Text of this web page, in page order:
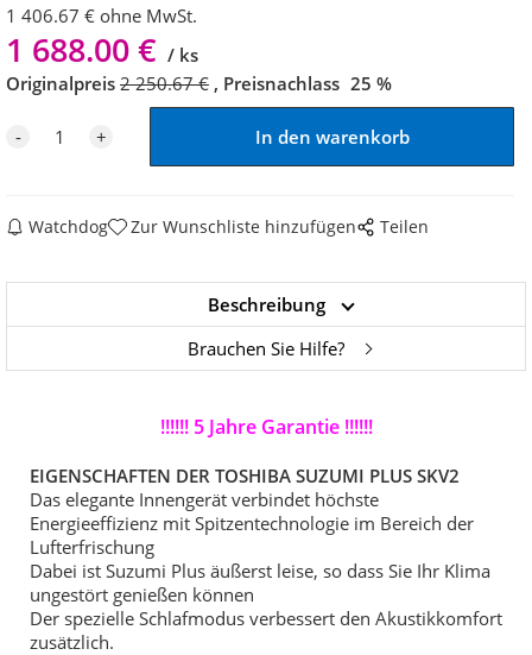
1 406.67 € ohne MwSt.
1 688.00€
ks
Originalpreis 2 250.67€ Preisnachlass 25 %
Watchdog Zur Wunschliste hinzufügen Teilen
Beschreibung
Brauchen Sie Hilfe?
!!!!!! 5 Jahre Garantie !!!!!!
EIGENSCHAFTEN DER TOSHIBA SUZUMI PLUS SKV2
Das elegante Innengerät verbindet höchste
Energieeffizienz mit Spitzentechnologie im Bereich der
Lufterfrischung
Dabei ist Suzumi Plus äußerst leise, so dass Sie Ihr Klima
ungestört genießen können
Der spezielle Schlafmodus verbessert den Akustikkomfort
zusätzlich.